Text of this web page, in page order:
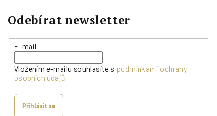
Odebírat newsletter
E-mail
Vložením e-mailu souhlasíte s podmínkami ochrany
osobních údajů
Přihlásit se